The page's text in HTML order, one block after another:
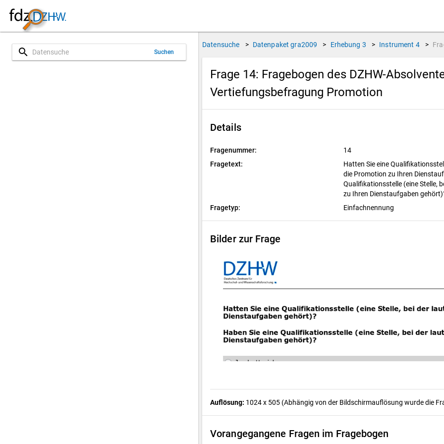
search Suchen
Datensuche > Datenpaket gra2009 > Erhebung 3 > Instrument 4 >
Frage 14: Fragebogen des DZHW-
Vertiefungsbefragung Promotion
Details
Fragenummer:
14
Fragetext:
Hatten Sie eine
die Promotion zu Ihren
Qualifikationsstelle (eine Stelle,
zu Ihren Dienstaufgaben
Fragetyp:
Einfachnennung
Bilder zur Frage
Auflösung: 1024 x 505 (Abhängig von der Bildschirmauflösung wurde die
Vorangegangene Fragen im Fragebogen